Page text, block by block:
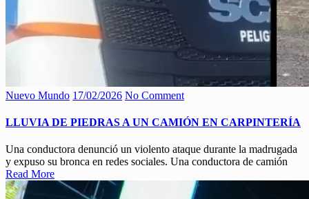
Nuevo Mundo 17/02/2026 No Comment
LLUVIA DE PIEDRAS A UN CAMIÓN EN CARPINTERÍA
Una conductora denunció un violento ataque durante la madrugada
y expuso su bronca en redes sociales. Una conductora de camión
Read More